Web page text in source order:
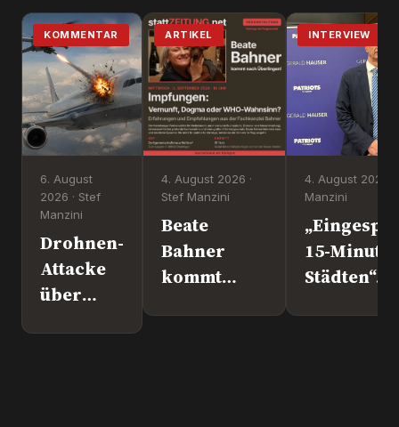
KOMMENTAR
6. August
2026 · Stef
Manzini
Drohnen-
Attacke
über
ARTIKEL
4. August 2026 ·
Stef Manzini
Beate
Bahner
kommt
INTERVIEW
4. August 2026 ·
Manzini
15-
Städten“.